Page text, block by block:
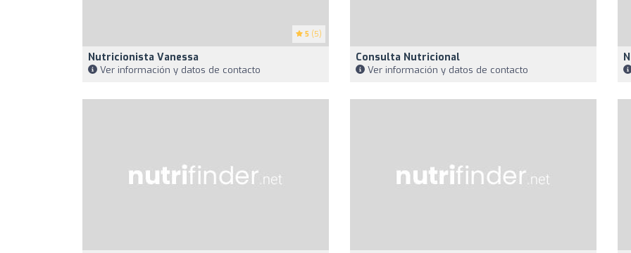
5 (5)
Nutricionista Vanessa
Ver información y datos de contacto
Consulta Nutricional
Ver información y datos de contacto